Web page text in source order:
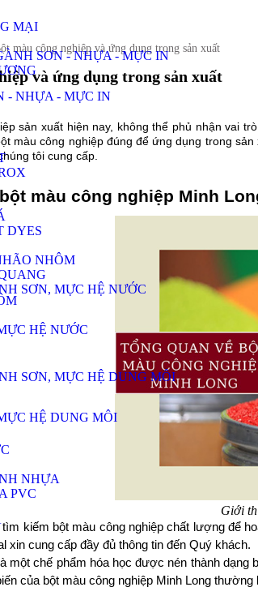
MẠI
SƠN - NHỰA - MỰC IN
DYES
NHÔM
SƠN, MỰC HỆ NƯỚC
SƠN, MỰC HỆ DUNG MÔI
NHỰA
PVC
- NHỰA - MỰC IN
HỆ NƯỚC
HỆ DUNG MÔI
màu công nghiệp và ứng dụng trong sản xuất
và ứng dụng trong sản xuất
sản xuất hiện nay, không thể phủ nhận vai
màu công nghiệp đúng để ứng dụng trong
tôi cung cấp.
màu công nghiệp Minh
Giới
kiếm bột màu công nghiệp chất lượng để
xin cung cấp đầy đủ thông tin đến Quý khách.
một chế phẩm hóa học được nén thành
của bột màu công nghiệp Minh Long